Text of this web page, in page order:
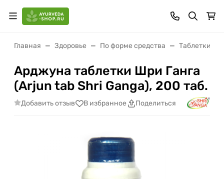
Главная Здоровье По форме средства Таблетки
Арджуна таблетки Шри Ганга
(Arjun tab Shri Ganga), 200 таб.
Добавить отзыв В избранное Поделиться